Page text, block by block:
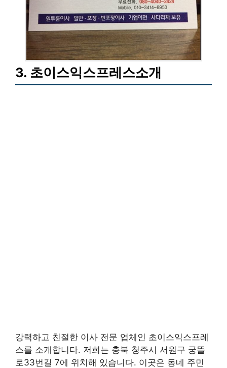
3. 초이스익스프레스소개
강력하고 친절한 이사 전문 업체인 초이스익스프레
스를 소개합니다. 저희는 충북 청주시 서원구 궁뜰
로33번길 7에 위치해 있습니다. 이곳은 동네 주민